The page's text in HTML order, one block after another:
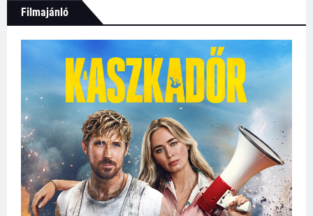
Filmajánló